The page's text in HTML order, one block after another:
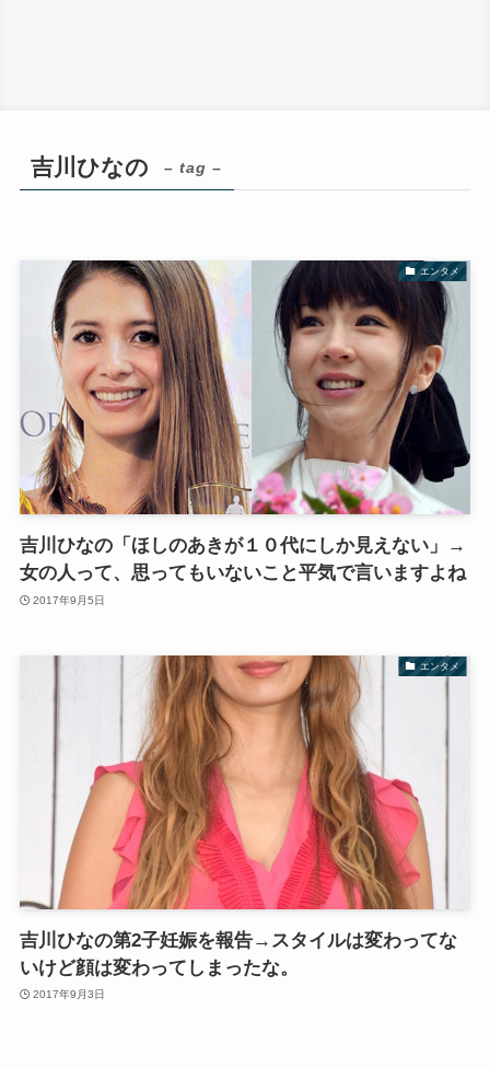
吉川ひなの – tag –
エンタメ
吉川ひなの「ほしのあきが１０代にしか見えない」→
女の人って、思ってもいないこと平気で言いますよね
2017年9月5日
エンタメ
吉川ひなの第2子妊娠を報告→スタイルは変わってな
いけど顔は変わってしまったな。
2017年9月3日